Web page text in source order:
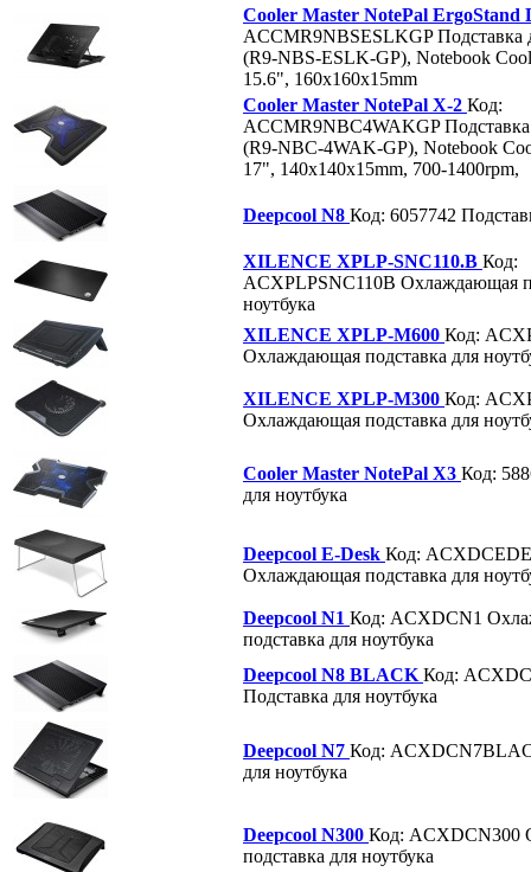
Cooler Master NotePal ErgoStand
ACCMR9NBSESLKGP Подставка
(R9-NBS-ESLK-GP), Notebook
15.6", 160x160x15mm
Cooler Master NotePal X-2 Код:
ACCMR9NBC4WAKGP
(R9-NBC-4WAK-GP), Notebook
17", 140x140x15mm, 700-1400rpm,
Deepcool N8 Код: 6057742
XILENCE XPLP-SNC110.B Код:
ACXPLPSNC110B Охлаждающая
ноутбука
XILENCE XPLP-M600 Код:
Охлаждающая подставка для
XILENCE XPLP-M300 Код:
Охлаждающая подставка для
Cooler Master NotePal X3 Код:
для ноутбука
Deepcool E-Desk Код:
Охлаждающая подставка для
Deepcool N1 Код: ACXDCN1
подставка для ноутбука
Deepcool N8 BLACK Код:
Подставка для ноутбука
Deepcool N7 Код:
для ноутбука
Deepcool N300 Код: ACXDCN300
подставка для ноутбука